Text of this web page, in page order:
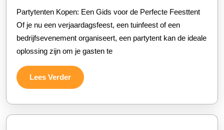
Kopen
van
Partytenten:
Feesttent
voor
Partytenten Kopen: Een Gids voor de Perfecte Feesttent
Of je nu een verjaardagsfeest, een tuinfeest of een
bedrijfsevenement organiseert, een partytent kan de ideale
oplossing zijn om je gasten te
Lees VerderLees
Verder